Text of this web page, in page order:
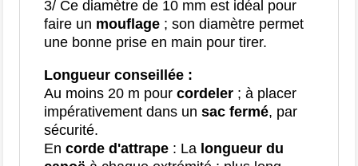
3/ Ce diamètre de 10 mm est idéal pour
faire un mouflage ; son diamètre permet
une bonne prise en main pour tirer.
Longueur conseillée :
Au moins 20 m pourcordeler ; à placer
impérativement dans unsac fermé, par
sécurité.
Encorde d'attrape : La longueur du